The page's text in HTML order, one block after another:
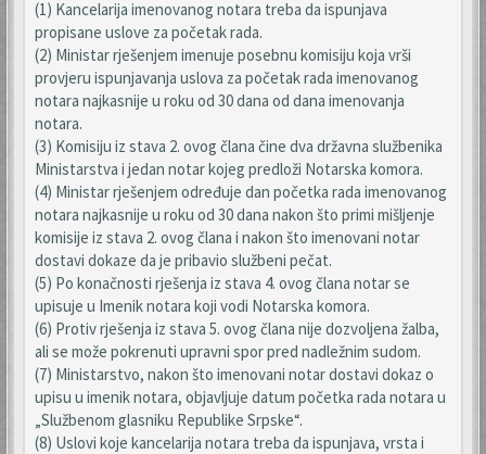
(1) Kancelarija imenovanog notara treba da ispunjava
propisane uslove za početak rada.
(2) Ministar rješenjem imenuje posebnu komisiju koja vrši
provjeru ispunjavanja uslova za početak rada imenovanog
notara najkasnije u roku od 30 dana od dana imenovanja
notara.
(3) Komisiju iz stava 2. ovog člana čine dva državna službenika
Ministarstva i jedan notar kojeg predloži Notarska komora.
(4) Ministar rješenjem određuje dan početka rada imenovanog
notara najkasnije u roku od 30 dana nakon što primi mišljenje
komisije iz stava 2. ovog člana i nakon što imenovani notar
dostavi dokaze da je pribavio službeni pečat.
(5) Po konačnosti rješenja iz stava 4. ovog člana notar se
upisuje u Imenik notara koji vodi Notarska komora.
(6) Protiv rješenja iz stava 5. ovog člana nije dozvoljena žalba,
ali se može pokrenuti upravni spor pred nadležnim sudom.
(7) Ministarstvo, nakon što imenovani notar dostavi dokaz o
upisu u imenik notara, objavljuje datum početka rada notara u
„Službenom glasniku Republike Srpske“.
(8) Uslovi koje kancelarija notara treba da ispunjava, vrsta i